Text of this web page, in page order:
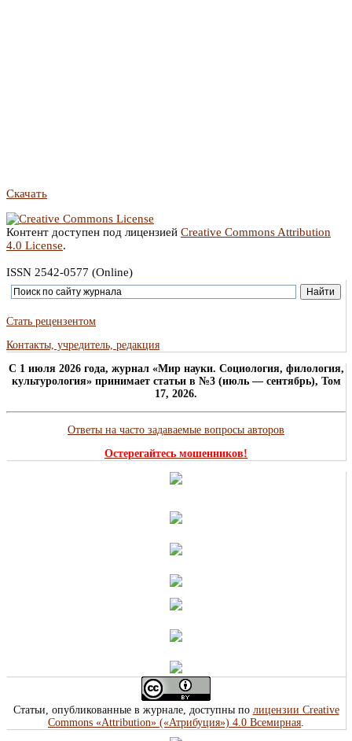
Скачать
Контент доступен под лицензией Creative Commons Attribution
4.0 License.
ISSN 2542-0577 (Online)
Стать рецензентом
Контакты, учредитель, редакция
C 1 июля 2026 года, журнал «Мир науки. Социология, филология,
культурология» принимает статьи в №3 (июль — сентябрь), Том
17, 2026.
Ответы на часто задаваемые вопросы авторов
Остерегайтесь мошенников!
Статьи, опубликованные в журнале, доступны по лицензии Creative
Commons «Attribution» («Атрибуция») 4.0 Всемирная.